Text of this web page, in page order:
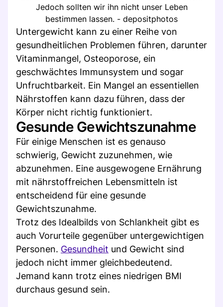
Jedoch sollten wir ihn nicht unser Leben
bestimmen lassen. - depositphotos
Untergewicht kann zu einer Reihe von
gesundheitlichen Problemen führen, darunter
Vitaminmangel, Osteoporose, ein
geschwächtes Immunsystem und sogar
Unfruchtbarkeit. Ein Mangel an essentiellen
Nährstoffen kann dazu führen, dass der
Körper nicht richtig funktioniert.
Gesunde Gewichtszunahme
Für einige Menschen ist es genauso
schwierig, Gewicht zuzunehmen, wie
abzunehmen. Eine ausgewogene Ernährung
mit nährstoffreichen Lebensmitteln ist
entscheidend für eine gesunde
Gewichtszunahme.
Trotz des Idealbilds von Schlankheit gibt es
auch Vorurteile gegenüber untergewichtigen
Personen. Gesundheit und Gewicht sind
jedoch nicht immer gleichbedeutend.
Jemand kann trotz eines niedrigen BMI
durchaus gesund sein.